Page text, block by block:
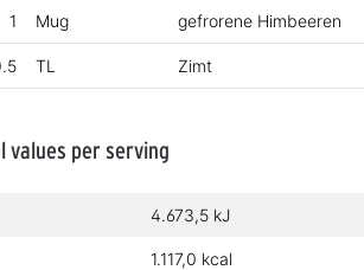
1 Mug gefrorene Himbeeren
TL Zimt
values per serving
4.673,5 kJ
1.117,0 kcal